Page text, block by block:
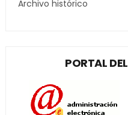
Archivo histórico
PORTAL